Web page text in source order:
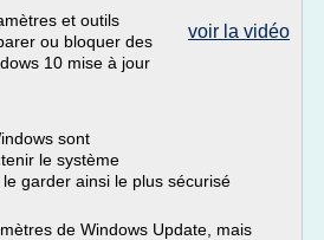
voir la vidéo
et outils
ou bloquer des
10 mise à jour
sont
le système
garder ainsi le plus sécurisé
de Windows Update, mais